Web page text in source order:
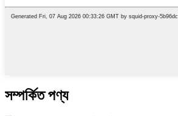
সম্পর্কিত পণ্য